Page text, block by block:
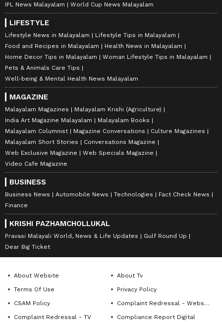
IPL News Malayalam
World Cup News Malayalam
LIFESTYLE
Lifestyle News in Malayalam
Lifestyle Tips in Malayalam
Food and Recipes in Malayalam
Health News in Malayalam
Home Decor Tips in Malayalam
Woman Lifestyle Tips in Malayalam
Pets & Animals Care Tips
Well-being & Mental Health News Malayalam
MAGAZINE
Malayalam Magazines
Malayalam Krishi (Agriculture)
India Art Magazine Malayalam
Malayalam Books
Malayalam Columnist
Magazine Conversations
Culture Magazines
Malayalam Short Stories
Conversations Magazine
Web Exclusive Magazine
Web Specials Magazine
Video Cafe Magazine
BUSINESS
Business News Automobile News Technologies
Fact Check News
Finance
KRISHI PAZHAMCHOLLUKAL
Pravasi Malayali World, News & Life Updates
Gulf Round Up
Dear Big Ticket
About Website
About Tv
Terms Of Use
Privacy Policy
CSAM Policy
Complaint Redressal - Website
Complaint Redressal - TV
Compliance Report Digital